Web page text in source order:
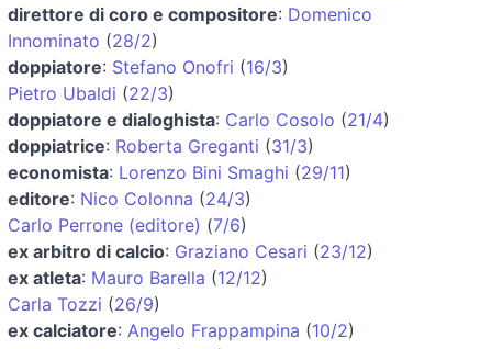
direttore di coro e compositore: Domenico
Innominato (28/2)
doppiatore: Stefano Onofri (16/3)
Pietro Ubaldi (22/3)
doppiatore e dialoghista: Carlo Cosolo (21/4)
doppiatrice: Roberta Greganti (31/3)
economista: Lorenzo Bini Smaghi (29/11)
editore: Nico Colonna (24/3)
Carlo Perrone (editore) (7/6)
ex arbitro di calcio: Graziano Cesari (23/12)
ex atleta: Mauro Barella (12/12)
Carla Tozzi (26/9)
ex calciatore: Angelo Frappampina (10/2)